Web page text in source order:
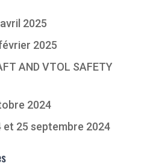
2025
2025
AND VTOL SAFETY
2024
et 25 septembre 2024